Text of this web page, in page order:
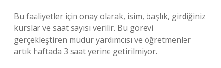
Bu faaliyetler için onay olarak, isim, başlık, girdiğiniz
kurslar ve saat sayısı verilir. Bu görevi
gerçekleştiren müdür yardımcısı ve öğretmenler
artık haftada 3 saat yerine getirilmiyor.